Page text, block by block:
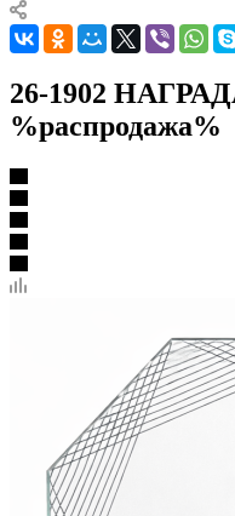
26-1902
%распродажа%